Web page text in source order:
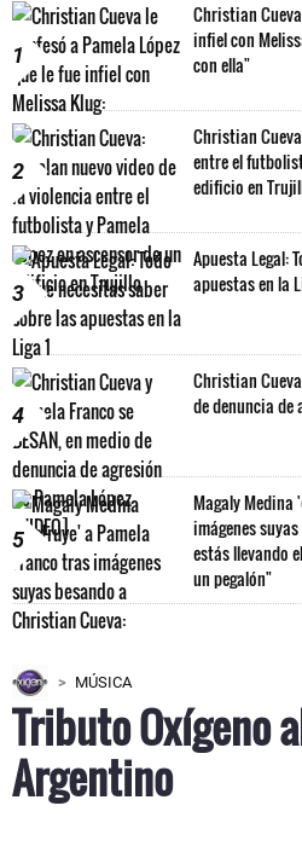
1
Christian
infiel con
con ella"
2
Christian
entre el
edificio en
3
Apuesta Legal:
apuestas en la
4
Christian
de denuncia de
5
Magaly Medina
imágenes
estás llevando
un pegalón"
MÚSICA
Tributo Oxígeno
Argentino